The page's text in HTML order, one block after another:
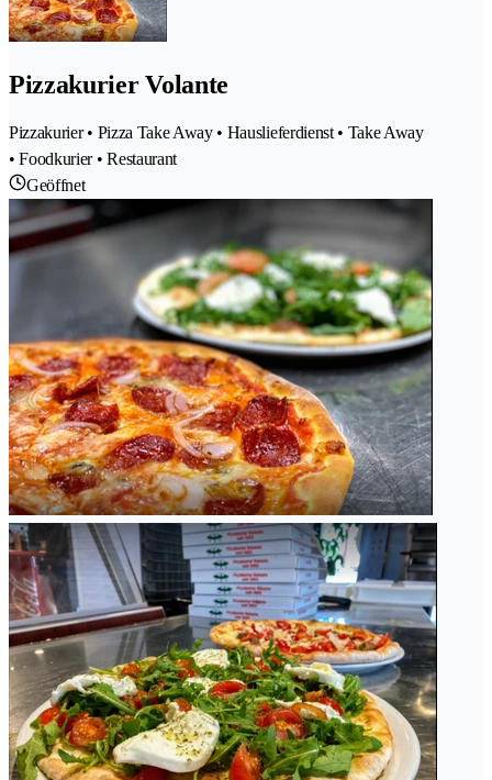
Pizzakurier Volante
Pizzakurier • Pizza Take Away • Hauslieferdienst • Take Away
• Foodkurier • Restaurant
Geöffnet